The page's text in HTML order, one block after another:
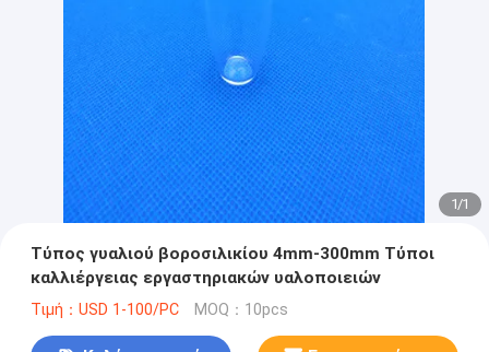
1/1
Τύπος γυαλιού βοροσιλικίου 4mm-300mm Τύποι
καλλιέργειας εργαστηριακών υαλοποιειών
Τιμή：USD 1-100/PC MOQ：10pcs